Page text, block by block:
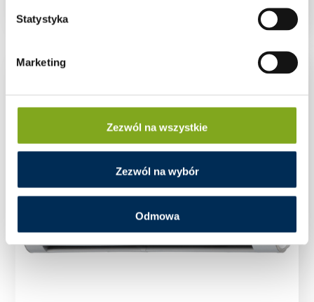
Statystyka
Marketing
Zezwól na wszystkie
Zezwól na wybór
Odmowa